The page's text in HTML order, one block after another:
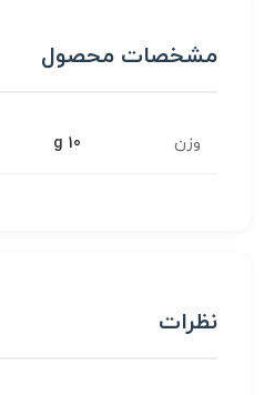
مشخصات محصول
وزن 10 g
نظرات